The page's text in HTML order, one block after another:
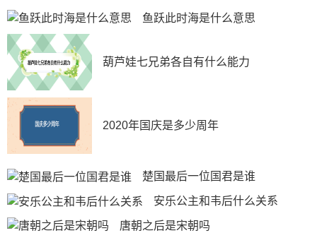
鱼跃此时海是什么意思
葫芦娃七兄弟各自有什么能力
2020年国庆是多少周年
楚国最后一位国君是谁
安乐公主和韦后什么关系
唐朝之后是宋朝吗